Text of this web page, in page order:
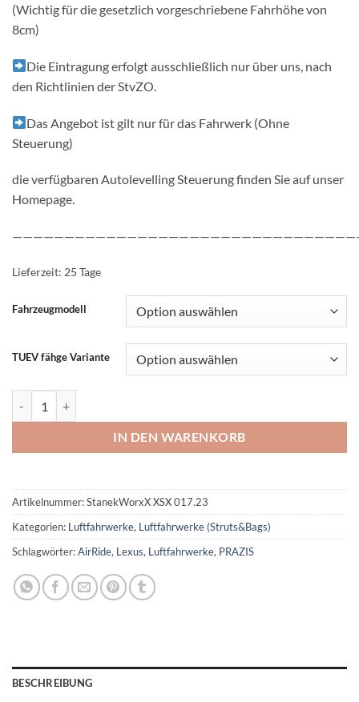
(Wichtig für die gesetzlich vorgeschriebene Fahrhöhe von
8cm)
Die Eintragung erfolgt ausschließlich nur über uns, nach
den Richtlinien der StvZO.
Das Angebot ist gilt nur für das Fahrwerk (Ohne
Steuerung)
die verfügbaren Autolevelling Steuerung finden Sie auf unser
Homepage.
Lieferzeit: 25 Tage
Fahrzeugmodell
TUEV fähge Variante
IN DEN WARENKORB
Artikelnummer:StanekWorxX XSX 017.23
Kategorien: Luftfahrwerke, Luftfahrwerke (Struts&Bags)
Schlagwörter:AirRide, Lexus, Luftfahrwerke, PRAZIS
BESCHREIBUNG